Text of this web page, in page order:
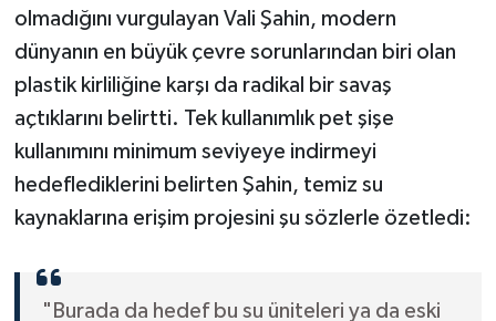
olmadığını vurgulayan Vali Şahin, modern
dünyanın en büyük çevre sorunlarından biri olan
plastik kirliliğine karşı da radikal bir savaş
açtıklarını belirtti. Tek kullanımlık pet şişe
kullanımını minimum seviyeye indirmeyi
hedeflediklerini belirten Şahin, temiz su
kaynaklarına erişim projesini şu sözlerle özetledi:
"Burada da hedef bu su üniteleri ya da eski